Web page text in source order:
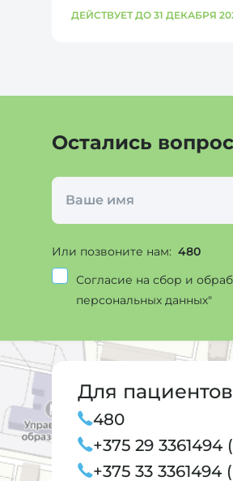
ДЕЙСТВУЕТ ДО 31 ДЕКАБРЯ
Остались
Или позвоните нам: 480
Согласие на сбор и
персональных данных"
Для пациентов
480
+375 29 3361494
+375 33 3361494